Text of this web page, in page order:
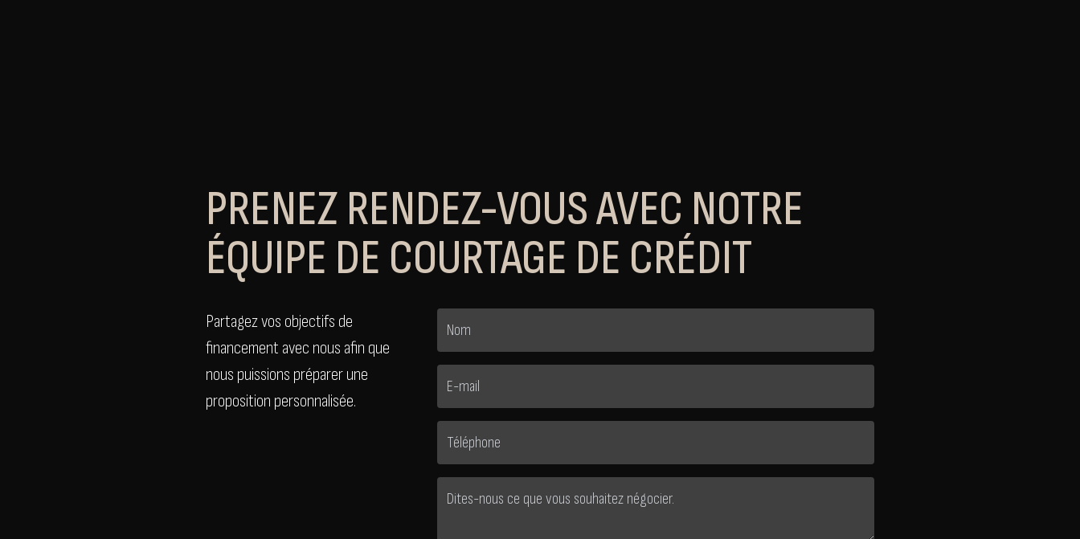
PRENEZ RENDEZ-VOUS AVEC NOTRE
ÉQUIPE DE COURTAGE DE CRÉDIT
Partagez vos objectifs de
financement avec nous afin que
nous puissions préparer une
proposition personnalisée.